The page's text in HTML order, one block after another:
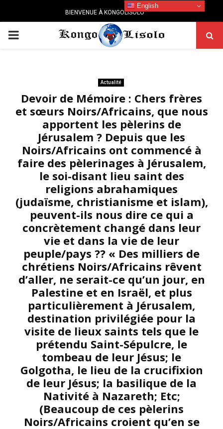
BIENVENUE À KONGOLISOLO
PRIMARY
Actualité
Devoir de Mémoire : Chers frères
et sœurs Noirs/Africains, que nous
apportent les pèlerins de
Jérusalem ? Depuis que les
Noirs/Africains ont commencé à
faire des pèlerinages à Jérusalem,
le soi-disant lieu saint des
religions abrahamiques
(judaïsme, christianisme et islam),
peuvent-ils nous dire ce qui a
concrètement changé dans leur
vie et dans la vie de leur
peuple/pays ?? « Des milliers de
chrétiens Noirs/Africains rêvent
d’aller, ne serait-ce qu’un jour, en
Palestine et en Israël, et plus
particulièrement à Jérusalem,
destination privilégiée pour la
visite de lieux saints tels que le
prétendu Saint-Sépulcre, le
tombeau de leur Jésus; le
Golgotha, le lieu de la crucifixion
de leur Jésus; la basilique de la
Nativité à Nazareth; Etc;
(Beaucoup de ces pèlerins
Noirs/Africains croient qu’en se
English